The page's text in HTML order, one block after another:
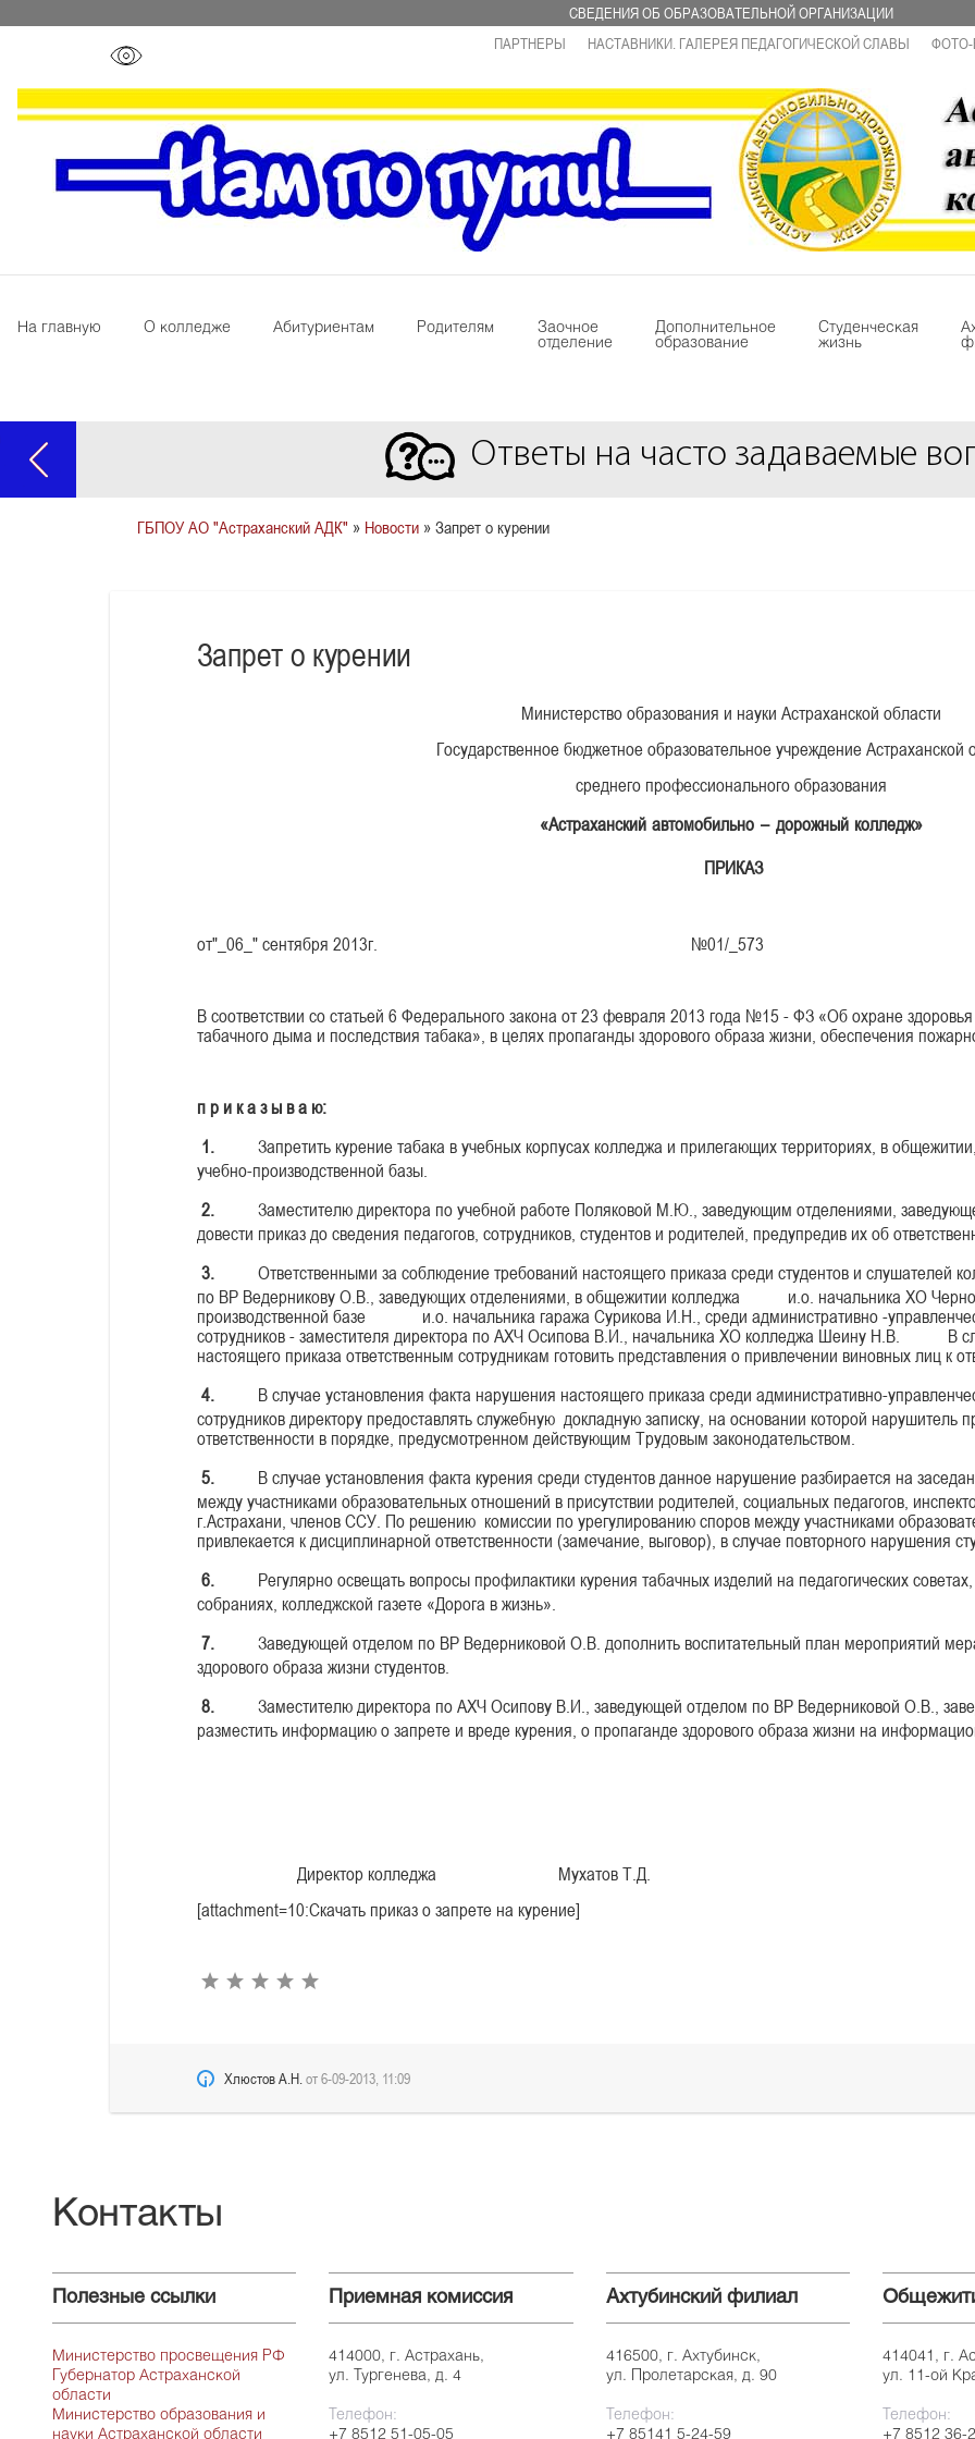
СВЕДЕНИЯ ОБ ОБРАЗОВАТЕЛЬНОЙ ОРГАНИЗАЦИИ
ПАРТНЕРЫ
НАСТАВНИКИ. ГАЛЕРЕЯ ПЕДАГОГИЧЕСКОЙ СЛАВЫ
На главную О колледже Абитуриентам Родителям
Заочное
отделение
Дополнительное
образование
Студенческая
жизнь
Ответы на часто задаваемые
ГБПОУ АО "Астраханский АДК" » Новости» Запрет о курении
Запрет о курении
Министерство образования и науки Астраханской области
Государственное бюджетное образовательное учреждение Астраханской
среднего профессионального образования
«Астраханский автомобильно – дорожный колледж»
ПРИКАЗ
от"_06_" сентября 2013г. №01/_573
В соответствии со статьей 6 Федерального закона от 23 февраля 2013 года №15 - ФЗ «Об охране
табачного дыма и последствия табака», в целях пропаганды здорового образа жизни, обеспечения
п р и к а з ы в а ю:
1. Запретить курение табака в учебных корпусах колледжа и прилегающих территориях, в
учебно-производственной базы.
2. Заместителю директора по учебной работе Поляковой М.Ю., заведующим отделениями,
довести приказ до сведения педагогов, сотрудников, студентов и родителей, предупредив их об
3. Ответственными за соблюдение требований настоящего приказа среди студентов и слушателей
по ВР Ведерникову О.В., заведующих отделениями, в общежитии колледжа и.о. начальника ХО
производственной базе и.о. начальника гаража Сурикова И.Н., среди административно -
сотрудников - заместителя директора по АХЧ Осипова В.И., начальника ХО колледжа Шеину Н.В. В
настоящего приказа ответственным сотрудникам готовить представления о привлечении виновных лиц к
4. В случае установления факта нарушения настоящего приказа среди административно-
сотрудников директору предоставлять служебную докладную записку, на основании которой нарушитель
ответственности в порядке, предусмотренном действующим Трудовым законодательством.
5. В случае установления факта курения среди студентов данное нарушение разбирается на
между участниками образовательных отношений в присутствии родителей, социальных педагогов,
г.Астрахани, членов ССУ. По решению комиссии по урегулированию споров между участниками
привлекается к дисциплинарной ответственности (замечание, выговор), в случае повторного нарушения
6. Регулярно освещать вопросы профилактики курения табачных изделий на педагогических
собраниях, колледжской газете «Дорога в жизнь».
7. Заведующей отделом по ВР Ведерниковой О.В. дополнить воспитательный план мероприятий
здорового образа жизни студентов.
8. Заместителю директора по АХЧ Осипову В.И., заведующей отделом по ВР Ведерниковой О.В.,
разместить информацию о запрете и вреде курения, о пропаганде здорового образа жизни на
Директор колледжа Мухатов Т.Д.
[attachment=10:Скачать приказ о запрете на курение]
Хлюстов А.Н. от6-09-2013, 11:09
Контакты
Полезные ссылки
Министерство просвещения РФ
Губернатор Астраханской
области
Министерство образования и
науки Астраханской области
Приемная комиссия
414000, г. Астрахань,
ул. Тургенева, д. 4
Телефон:
+7 8512 51-05-05
Ахтубинский филиал
416500, г. Ахтубинск,
ул. Пролетарская, д. 90
Телефон:
+7 85141 5-24-59
414041, г.
ул. 11-ой
Телефон:
+7 8512 36-